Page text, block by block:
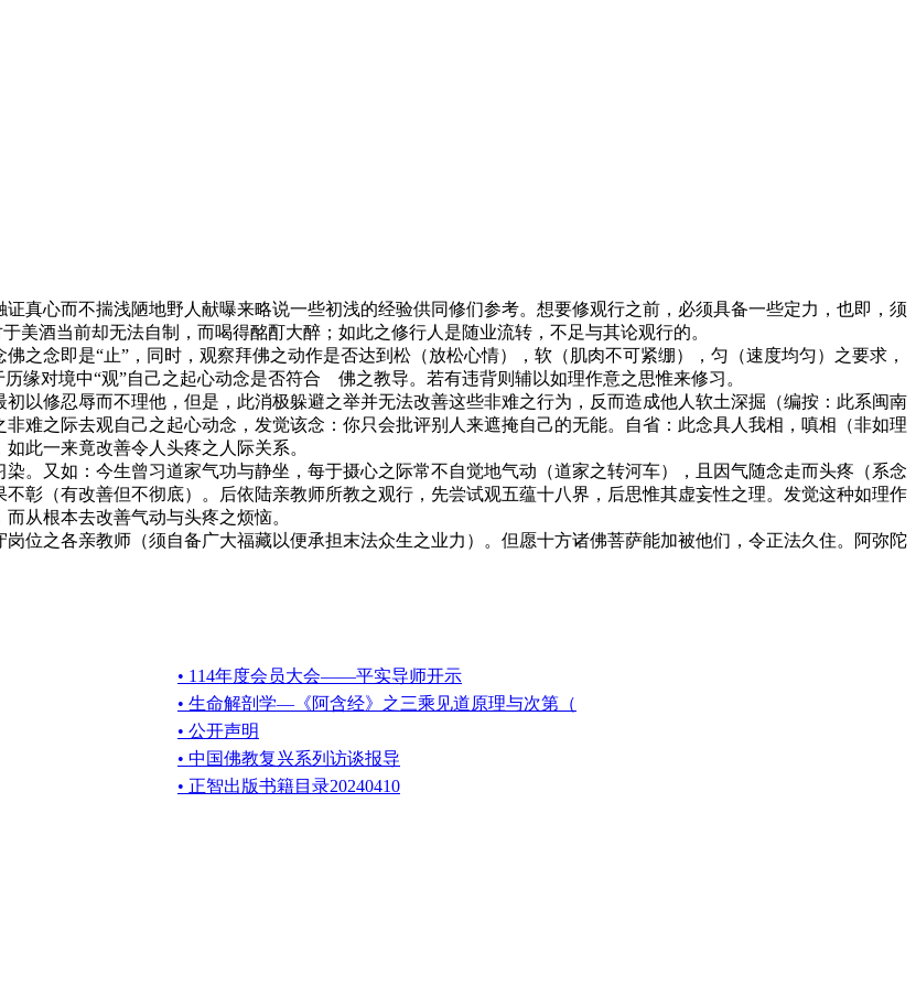
心而不揣浅陋地野人献曝来略说一些初浅的经验供同修们参考。想要修观行之前，必须具备一些定力，也即，须
美酒当前却无法自制，而喝得酩酊大醉；如此之修行人是随业流转，不足与其论观行的。
念即是“止”，同时，观察拜佛之动作是否达到松（放松心情），软（肌肉不可紧绷），匀（速度均匀）之要求，
缘对境中“观”自己之起心动念是否符合 佛之教导。若有违背则辅以如理作意之思惟来修习。
修忍辱而不理他，但是，此消极躲避之举并无法改善这些非难之行为，反而造成他人软土深掘（编按：此系闽南
难之际去观自己之起心动念，发觉该念：你只会批评别人来遮掩自己的无能。自省：此念具人我相，嗔相（非如理
此一来竟改善令人头疼之人际关系。
又如：今生曾习道家气功与静坐，每于摄心之际常不自觉地气动（道家之转河车），且因气随念走而头疼（系念
彰（有改善但不彻底）。后依陆亲教师所教之观行，先尝试观五蕴十八界，后思惟其虚妄性之理。发觉这种如理作
从根本去改善气动与头疼之烦恼。
之各亲教师（须自备广大福藏以便承担末法众生之业力）。但愿十方诸佛菩萨能加被他们，令正法久住。阿弥陀
• 114年度会员大会——平实导师开示
• 生命解剖学—《阿含经》之三乘见道原理与次第（
• 公开声明
• 中国佛教复兴系列访谈报导
• 正智出版书籍目录20240410